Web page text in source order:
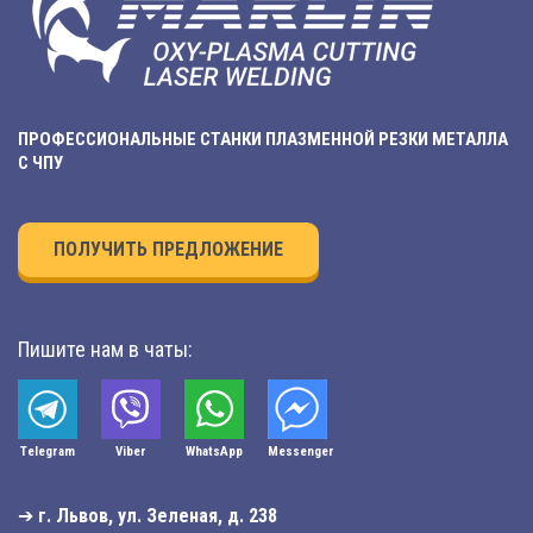
ПРОФЕССИОНАЛЬНЫЕ СТАНКИ ПЛАЗМЕННОЙ РЕЗКИ МЕТАЛЛА
С ЧПУ
ПОЛУЧИТЬ ПРЕДЛОЖЕНИЕ
Пишите нам в чаты:
Telegram Viber WhatsApp Мessenger
➔ г. Львов, ул. Зеленая, д. 238